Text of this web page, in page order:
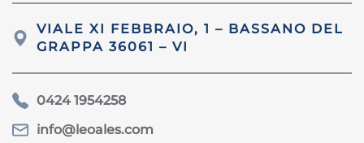
VIALE XI FEBBRAIO, 1 – BASSANO DEL
GRAPPA 36061 – VI
0424 1954258
info@leoales.com